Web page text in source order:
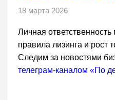
18 марта 2026
Личная
правила лизинга и рост
Следим за новостями
телеграм-каналом «По